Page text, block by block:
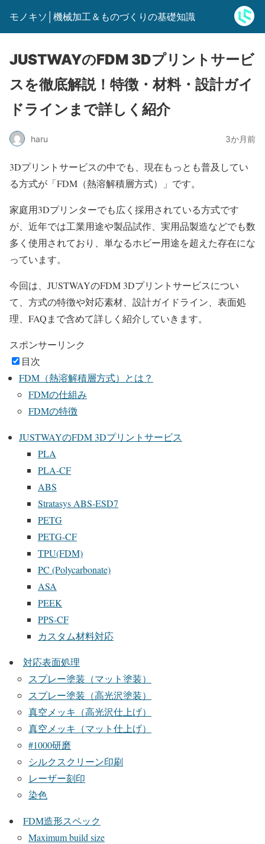
モノキソ│機械加工＆ものづくりの基礎知識
JUSTWAYのFDM 3Dプリントサービ
スを徹底解説！特徴・材料・設計ガイ
ドラインまで詳しく紹介
haru 3か月前
3Dプリントサービスの中でも、現在もっとも普及してい
る方式が「FDM（熱溶解積層方式）」です。
家庭用3Dプリンターでも広く採用されている方式です
が、近年では工業用途や製品試作、実用品製造などでも数
多く使用されており、単なるホビー用途を超えた存在にな
っています。
今回は、JUSTWAYのFDM 3Dプリントサービスについ
て、方式の特徴や対応素材、設計ガイドライン、表面処
理、FAQまで含めて詳しく紹介していきます。
スポンサーリンク
目次
FDM（熱溶解積層方式）とは？
FDMの仕組み
FDMの特徴
JUSTWAYのFDM 3Dプリントサービス
PLA
PLA-CF
ABS
Stratasys ABS-ESD7
PETG
PETG-CF
TPU(FDM)
PC (Polycarbonate)
ASA
PEEK
PPS-CF
カスタム材料対応
対応表面処理
スプレー塗装（マット塗装）
スプレー塗装（高光沢塗装）
真空メッキ（高光沢仕上げ）
真空メッキ（マット仕上げ）
#1000研磨
シルクスクリーン印刷
レーザー刻印
染色
FDM造形スペック
Maximum build size